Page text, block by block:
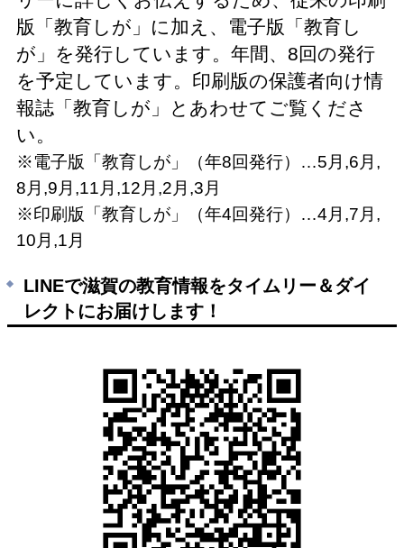
版「教育しが」に加え、電子版「教育し
が」を発行しています。年間、8回の発行
を予定しています。 印刷版の保護者向け情
報誌「教育しが」とあわせてご覧くださ
い。
※電子版「教育しが」（年8回発行）…5月,6月,
8月,9月,11月,12月,2月,3月
※印刷版「教育しが」（年4回発行）…4月,7月,
10月,1月
LINEで滋賀の教育情報をタイムリー＆ダイ
レクトにお届けします！